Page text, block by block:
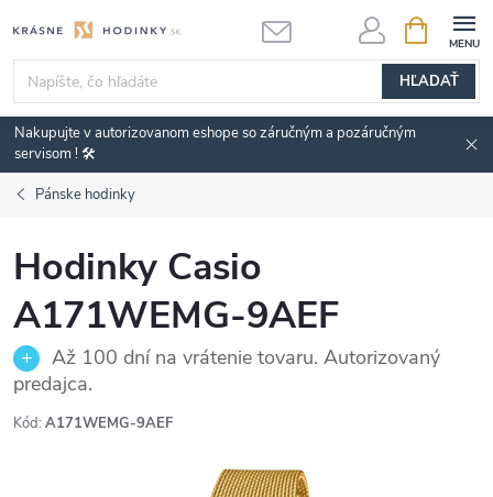
na
obsah
HĽADAŤ
KOŠÍK
Nakupujte v autorizovanom eshope so záručným a pozáručným
servisom ! 🛠️
Pánske hodinky
Hodinky Casio
A171WEMG-9AEF
Až 100 dní na vrátenie tovaru. Autorizovaný
predajca.
Kód: A171WEMG-9AEF